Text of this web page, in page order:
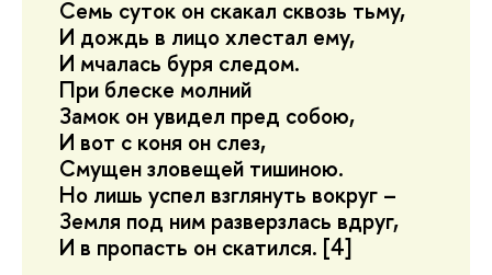
Семь суток он скакал сквозь тьму,
И дождь в лицо хлестал ему,
И мчалась буря следом.
При блеске молний
Замок он увидел пред собою,
И вот с коня он слез,
Смущен зловещей тишиною.
Но лишь успел взглянуть вокруг –
Земля под ним разверзлась вдруг,
И в пропасть он скатился. [4]